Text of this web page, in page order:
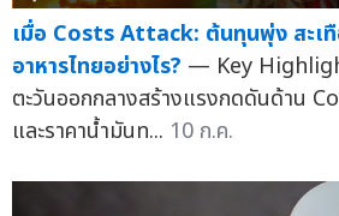
เมื่อ Costs Attack: ต้นทุนพุ่ง สะเ
อาหารไทยอย่างไร? — Key
ตะวันออกกลางสร้างแรงกดดันด้าน
และราคาน้ำมันท... 10 ก.ค.